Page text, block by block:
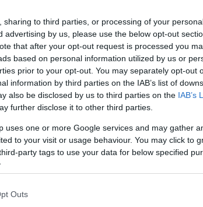
sharing to third parties, or processing of your
advertising by us, please use the below opt-out
that after your opt-out request is processed you
based on personal information utilized by us or
prior to your opt-out. You may separately opt-out
information by third parties on the IAB’s list of
also be disclosed by us to third parties on the IAB’s
further disclose it to other third parties.
uses one or more Google services and may gather
to your visit or usage behaviour. You may click to
party tags to use your data for below specified
Outs